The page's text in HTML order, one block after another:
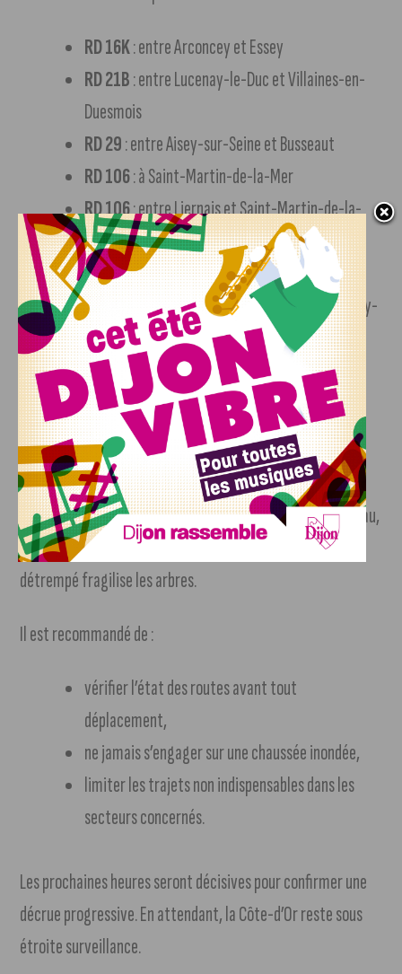
RD 16K: entre Arconcey et Essey
RD 21B: entre Lucenay-le-Duc et Villaines-en-
Duesmois
RD 29: entre Aisey-sur-Seine et Busseaut
RD 106: à Saint-Martin-de-la-Mer
RD 106: entre Liernais et Saint-Martin-de-la-
Mer
RD 119: à La Roche-Vanneau
RD 954
: entre Venarey-les-Laumes et Grésigny-
Sainte-Reine
RD 959: entre Bure-les-Templiers et Beneuvre
Prudence recommandée
À Dijon, la situation reste maîtrisée mais fragile. Les
autorités appellent à la vigilance aux abords des cours d’eau,
sur les chemins ruraux et dans les zones boisées où le sol
détrempé fragilise les arbres.
Il est recommandé de :
vérifier l’état des routes avant tout
déplacement,
ne jamais s’engager sur une chaussée inondée,
limiter les trajets non indispensables dans les
secteurs concernés.
Les prochaines heures seront décisives pour confirmer une
décrue progressive. En attendant, la Côte-d’Or reste sous
étroite surveillance.